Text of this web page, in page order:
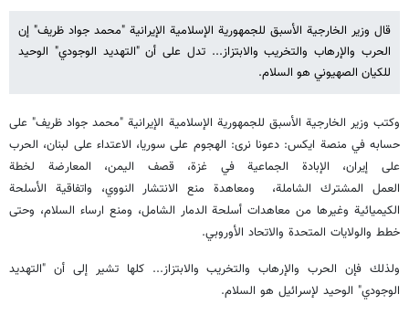
قال وزير الخارجية الأسبق للجمهورية الإسلامية الإيرانية "محمد جواد ظريف" إن
الحرب والإرهاب والتخريب والابتزاز... تدل علی أن "التهديد الوجودي" الوحيد
للکیان الصهیوني هو السلام.
وكتب وزير الخارجية الأسبق للجمهورية الإسلامية الإيرانية "محمد جواد ظريف" على
حسابه في منصة ایکس: دعونا نرى: الهجوم على سوريا، الاعتداء علی لبنان، الحرب
على إيران، الإبادة الجماعية في غزة، قصف اليمن، المعارضة لخطة
العمل المشترك الشاملة، ومعاهدة منع الانتشار النووي، واتفاقية الأسلحة
الكيميائية وغيرها من معاهدات أسلحة الدمار الشامل، ومنع ارساء السلام، وحتى
خطط والولايات المتحدة والاتحاد الأوروبي.
ولذلك فإن الحرب والإرهاب والتخريب والابتزاز... كلها تشير إلى أن "التهديد
الوجودي" الوحيد لإسرائيل هو السلام.